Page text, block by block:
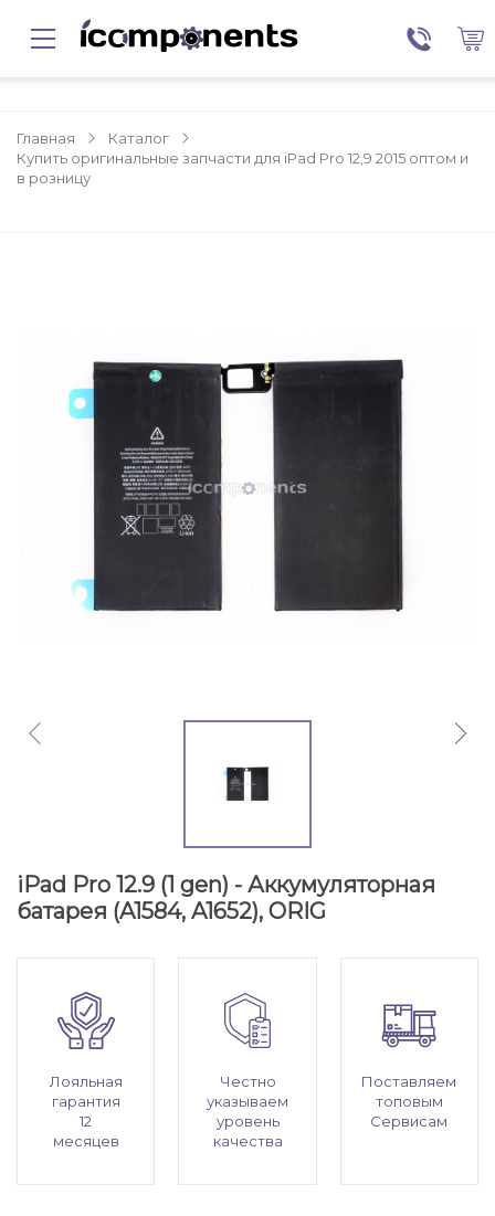
Главная
Каталог
Купить оригинальные запчасти для iPad Pro 12,9 2015 оптом и
в розницу
iPad Pro 12.9 (1 gen) - Аккумуляторная
батарея (A1584, A1652), ORIG
Лояльная
гарантия
12
месяцев
Честно
указываем
уровень
качества
Поставляем
топовым
Сервисам